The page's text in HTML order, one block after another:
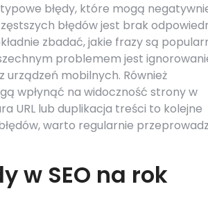
błędy, które mogą
błędów jest brak
zbadać, jakie frazy są
problemem jest
mobilnych. Również
wpłynąć na widoczność strony w
URL lub duplikacja treści to kolejne
warto regularnie
w SEO na rok